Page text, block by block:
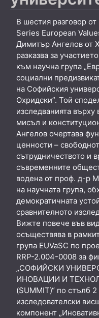
В шестия разговор
Series European
Димитър Ангелов от
разказва за
към научна група
социални
на Софийския
Охридски”. Той
изследванията върху
мисъл и
Ангелов очертава
ценности –
сътрудничеството и
съвременните
водена от проф. д-р
на научната група,
демократичната
сравнителното
Вижте повече във
осъществява в
група EUVaSC по
RRP-2.004-0008 за
„СОФИЙСКИ
ИНОВАЦИИ И
(SUMMIT)“ по стълб
изследователски
компонент